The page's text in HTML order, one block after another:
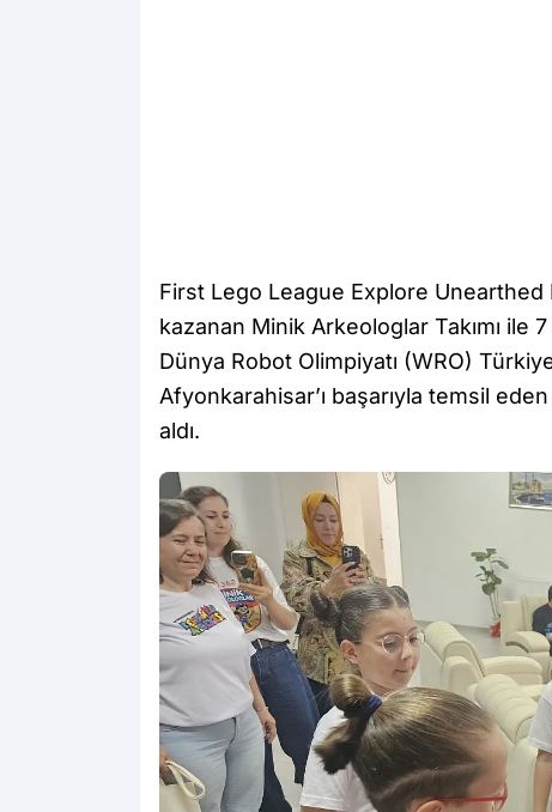
First Lego League Explore Unearthed
kazanan Minik Arkeologlar Takımı ile
Dünya Robot Olimpiyatı (WRO)
Afyonkarahisar’ı başarıyla temsil
aldı.